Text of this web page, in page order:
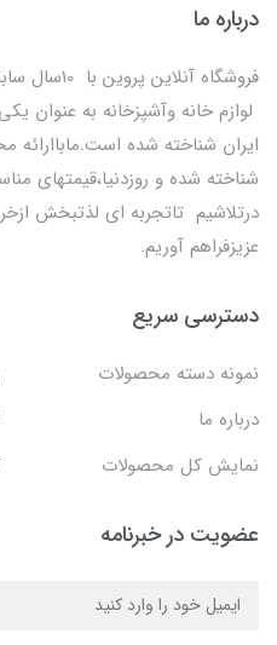
درباره ما
فروشگاه
لوازم خانه وآشپزخانه به عنوان
ایران شناخته شده است.ماباارائه
شناخته شده و روزدنیا،قیمتهای
درتلاشیم تاتجربه ای لذتبخش
عزیزفراهم آوریم.
دسترسی سریع
نمونه دسته محصولات
درباره ما
نمایش کل محصولات
عضویت در خبرنامه